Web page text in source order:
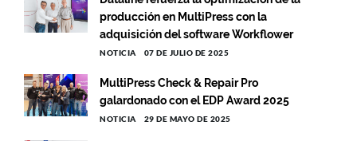
producción en MultiPress con la
adquisición del software Workflower
NOTICIA 07 DE JULIO DE 2025
MultiPress Check & Repair Pro
galardonado con el EDP Award 2025
NOTICIA 29 DE MAYO DE 2025